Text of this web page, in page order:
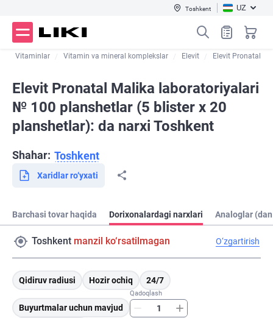
Toshkent UZ
Vitaminlar Vitamin va mineral komplekslar Elevit Elevit Pronatal
Elevit Pronatal Malika laboratoriyalari
№ 100 planshetlar (5 blister х 20
planshetlar): da narxi Toshkent
Shahar: Toshkent
Xaridlar ro‘yxati
Barchasi tovar haqida Dorixonalardagi narxlari Analoglar
Toshkent manzil ko‘rsatilmagan O‘zgartirish
Qidiruv radiusi Hozir ochiq 24/7
Buyurtmalar uchun mavjud
Qadoqlash